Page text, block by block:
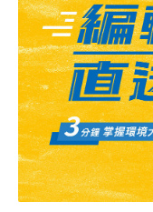
翰，已在社會運動
身分，在今年參選
什麼要出來選好了。